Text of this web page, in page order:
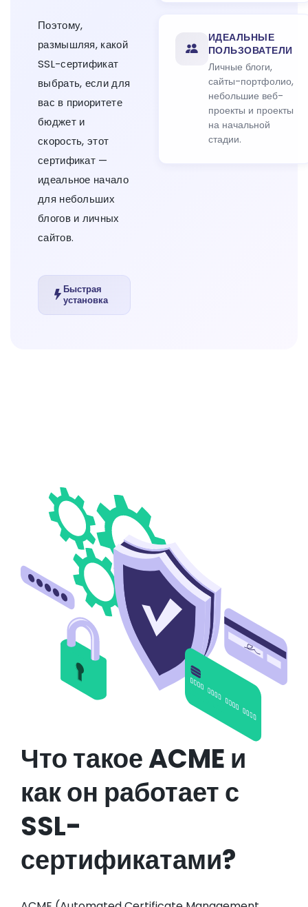
Поэтому,
размышляя, какой
SSL-сертификат
выбрать, если для
вас в приоритете
бюджет и
скорость, этот
сертификат —
идеальное начало
для небольших
блогов и личных
сайтов.
Быстрая
установка
ИДЕАЛЬНЫЕ
ПОЛЬЗОВАТЕЛИ
Личные блоги,
сайты-портфолио,
небольшие веб-
проекты и проекты
на начальной
стадии.
Что такое ACME и
как он работает с
SSL-
сертификатами?